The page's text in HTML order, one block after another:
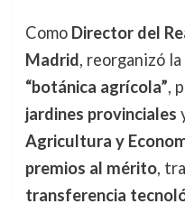
Como Director del
Madrid, reorganizó
“botánica agrícola”,
jardines provinciales
Agricultura y
premios al mérito,
transferencia